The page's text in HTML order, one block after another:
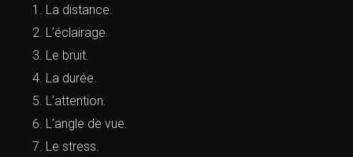
Mais elle doit être analysée selon :
La distance.
L’éclairage.
Le bruit.